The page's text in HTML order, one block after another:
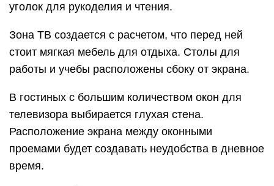
уголок для рукоделия и чтения.
Зона ТВ создается с расчетом, что перед ней
стоит мягкая мебель для отдыха. Столы для
работы и учебы расположены сбоку от экрана.
В гостиных с большим количеством окон для
телевизора выбирается глухая стена.
Расположение экрана между оконными
проемами будет создавать неудобства в дневное
время.